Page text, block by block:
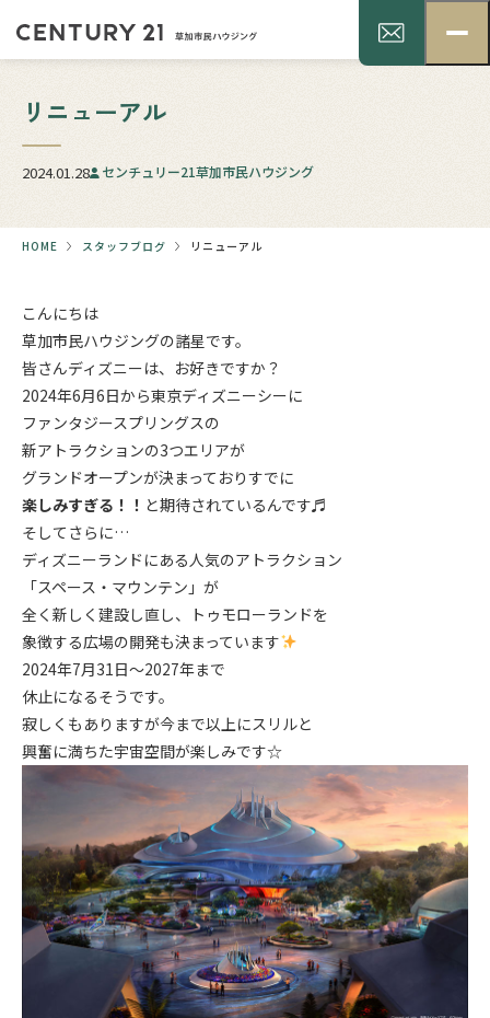
リニューアル
2024.01.28 センチュリー21草加市民ハウジング
HOME スタッフブログ リニューアル
こんにちは
草加市民ハウジングの諸星です。
皆さんディズニーは、お好きですか？
2024年6月6日から東京ディズニーシーに
ファンタジースプリングスの
新アトラクションの3つエリアが
グランドオープンが決まっておりすでに
楽しみすぎる！！ と期待されているんです♬
そしてさらに…
ディズニーランドにある人気のアトラクション
「スペース・マウンテン」が
全く新しく建設し直し、トゥモローランドを
象徴する広場の開発も決まっています
2024年7月31日～2027年まで
休止になるそうです。
寂しくもありますが今まで以上にスリルと
興奮に満ちた宇宙空間が楽しみです☆